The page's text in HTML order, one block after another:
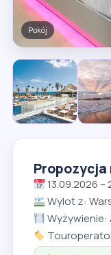
Obiekt
13.09.2026 –
Wylot z:
Wyżywienie: